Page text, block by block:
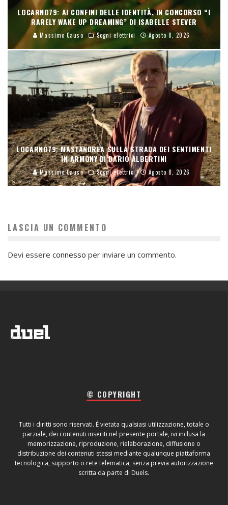
LOCARNO79: AI CONFINI DELLE IDENTITÀ, IN CONCORSO “I
RARELY WAKE UP DREAMING” DI ISABELLE STEVER
Massimo Causo Sogni elettrici Agosto 8, 2026
LOCARNO79: MASTANDREA SULLA STRADA DEI SENTIMENTI
IN ARMONY DI DARIO ALBERTINI
Massimo Causo Sogni elettrici Agosto 8, 2026
LASCIA UN COMMENTO
Devi essere connesso per inviare un commento.
© COPYRIGHT
Tutti i diritti sono riservati. È vietata qualsiasi utilizzazione, totale o
parziale, dei contenuti inseriti nel presente portale, ivi inclusa la
memorizzazione, riproduzione, rielaborazione, diffusione o
distribuzione dei contenuti stessi mediante qualunque piattaforma
tecnologica, supporto o rete telematica, senza previa autorizzazione
scritta da parte di Duels.